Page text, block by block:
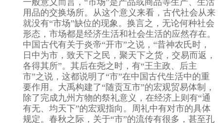
用品的交换场所。从这个意义来看，古代社会从来
就没有“市场”缺位的现象。换言之，无论何种社会
形态，市场都是经济生活和社会生活的应然存在。
中国古代有关于炎帝“开市”之说，“昔神农氏时，
日中为市，致天下之民，聚天下之货，交易而返，
各得其所”。其后在尧之时，有“王主政、后主
市”之说，这都说明了“市”在中国古代生活中的重
要作用。大禹构建了“随贡互市”的宏观贸易体制，
除了完成九州方物的祭礼意义，在经济上则有“通
有无、均天下”的宏观指向。周礼中有对市的具体
规定。春秋之际，关于“市”的流传有很多，甚至孔